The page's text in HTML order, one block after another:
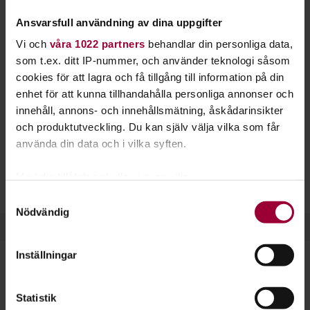
Ansvarsfull användning av dina uppgifter
Vi och våra 1022 partners behandlar din personliga data,
som t.ex. ditt IP-nummer, och använder teknologi såsom
cookies för att lagra och få tillgång till information på din
enhet för att kunna tillhandahålla personliga annonser och
innehåll, annons- och innehållsmätning, åskådarinsikter
och produktutveckling. Du kan själv välja vilka som får
använda din data och i vilka syften.
som kan ha en noggrannhet på upp till flera meter
Ta reda på mer om hur dina personliga uppgifter
Du kan ändra eller dra tillbaka ditt samtycke när som
Nödvändig
Inställningar
Statistik
hur du marknadsför ditt multimediaprojekt.
Podcasts, eller poddradio, har blivit ett allt vanligare och
mer populärt medium de senaste tio åren. Idag kan nästan
vem som helst starta en podcast och dela sina ljudfiler på
nätet. Vi hjälper dig igång!
Hos oss finns flera möjligheter för dig som är intresserad av
Dela: E-mail